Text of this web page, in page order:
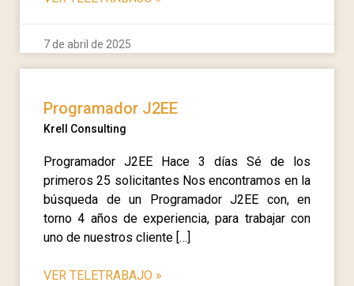
7 de abril de 2025
Programador J2EE
Krell Consulting
Programador J2EE Hace 3 días Sé de los
primeros 25 solicitantes Nos encontramos en la
búsqueda de un Programador J2EE con, en
torno 4 años de experiencia, para trabajar con
uno de nuestros cliente […]
VER TELETRABAJO »